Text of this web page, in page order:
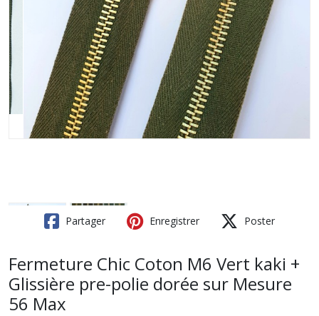
Partager Enregistrer Poster
Fermeture Chic Coton M6 Vert kaki +
Glissière pre-polie dorée sur Mesure
56 Max